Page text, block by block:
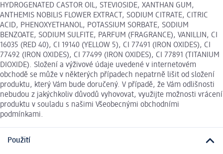
HYDROGENATED CASTOR OIL, STEVIOSIDE, XANTHAN GUM,
ANTHEMIS NOBILIS FLOWER EXTRACT, SODIUM CITRATE, CITRIC
ACID, PHENOXYETHANOL, POTASSIUM SORBATE, SODIUM
BENZOATE, SODIUM SULFITE, PARFUM (FRAGRANCE), VANILLIN, CI
16035 (RED 40), CI 19140 (YELLOW 5), CI 77491 (IRON OXIDES), CI
77492 (IRON OXIDES), CI 77499 (IRON OXIDES), CI 77891 (TITANIUM
DIOXIDE). Složení a výživové údaje uvedené v internetovém
obchodě se může v některých případech nepatrně lišit od složení
produktu, který Vám bude doručený. V případě, že Vám odlišnosti
nebudou z jakýchkoliv důvodů vyhovovat, využijte možnosti vrácení
produktu v souladu s našimi Všeobecnými obchodními
podmínkami.
Použití